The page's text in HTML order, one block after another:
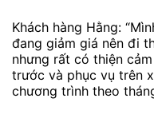
Khách hàng Hằng:
đang giảm giá nên đi
nhưng rất có thiện
trước và phục vụ trên
chương trình theo